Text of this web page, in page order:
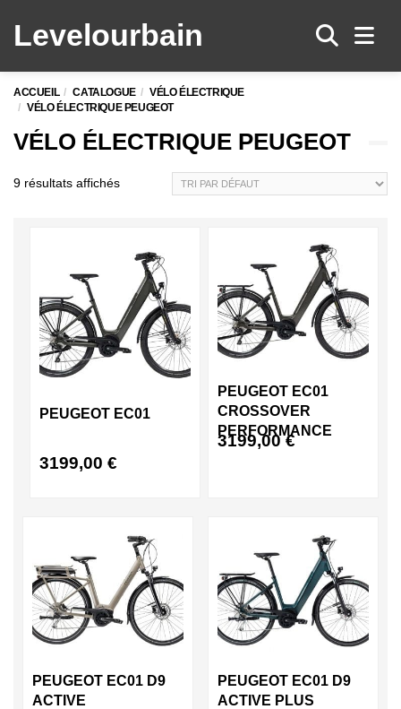
Levelourbain
ACCUEIL CATALOGUE
VÉLO ÉLECTRIQUE
VÉLO ÉLECTRIQUE PEUGEOT
VÉLO ÉLECTRIQUE PEUGEOT
9 résultats affichés
PEUGEOT EC01
3199,00 €
PEUGEOT EC01
CROSSOVER
PERFORMANCE
3199,00€
PEUGEOT EC01 D9
ACTIVE
PEUGEOT EC01 D9
ACTIVE PLUS